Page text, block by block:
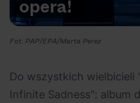
Na czasie
opera!
Fot. PAP/EPA/Marta Perez
Do wszystkich wielbicieli
Infinite Sadness": album